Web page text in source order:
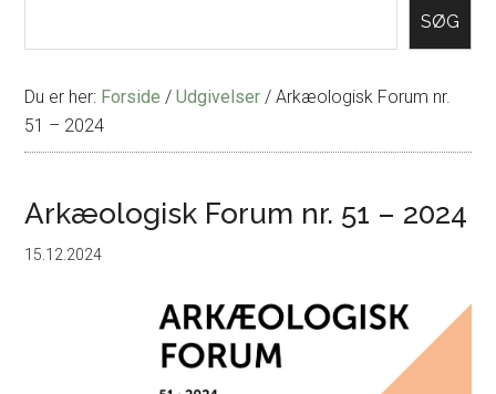
SØG
Du er her: Forside / Udgivelser / Arkæologisk Forum nr.
51 – 2024
Arkæologisk Forum nr. 51 – 2024
15.12.2024